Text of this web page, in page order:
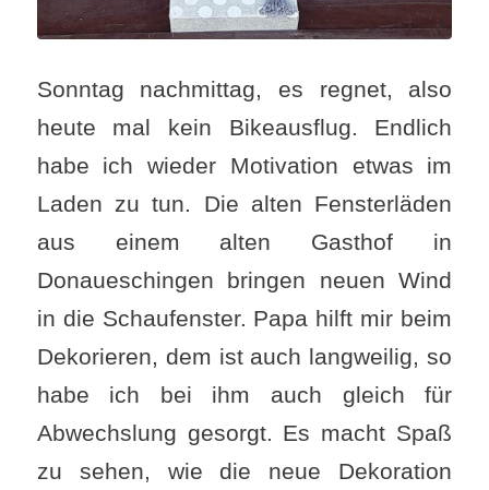
Sonntag nachmittag, es regnet, also
heute mal kein Bikeausflug. Endlich
habe ich wieder Motivation etwas im
Laden zu tun. Die alten Fensterläden
aus einem alten Gasthof in
Donaueschingen bringen neuen Wind
in die Schaufenster. Papa hilft mir beim
Dekorieren, dem ist auch langweilig, so
habe ich bei ihm auch gleich für
Abwechslung gesorgt. Es macht Spaß
zu sehen, wie die neue Dekoration